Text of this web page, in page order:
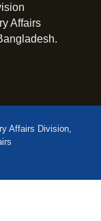
Affairs
Affairs Division,